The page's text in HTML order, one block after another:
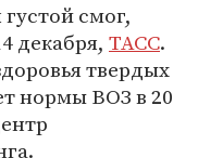
смог,
декабря, ТАСС.
твердых
нормы ВОЗ в 20